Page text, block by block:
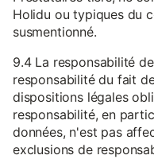
Holidu ou typiques du
susmentionné.
9.4 La responsabilité
responsabilité du fait
dispositions légales
responsabilité, en
données, n'est pas
exclusions de